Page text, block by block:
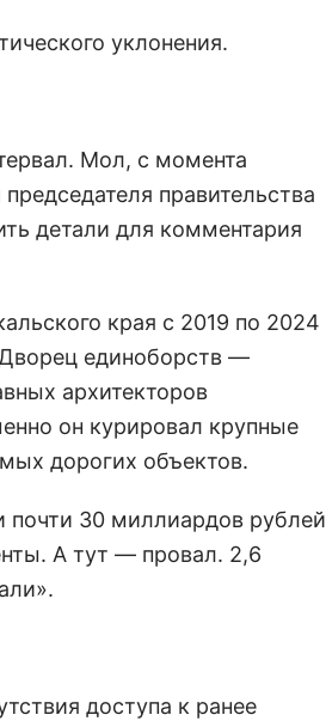
уклонения.
Мол, с момента
правительства
детали для комментария
края с 2019 по 2024
единоборств —
архитекторов
он курировал крупные
дорогих объектов.
почти 30 миллиардов рублей
А тут — провал. 2,6
доступа к ранее